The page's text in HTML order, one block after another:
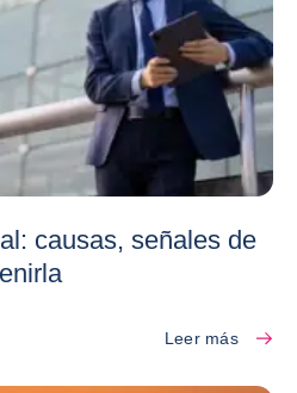
causas, señales de
Leer más